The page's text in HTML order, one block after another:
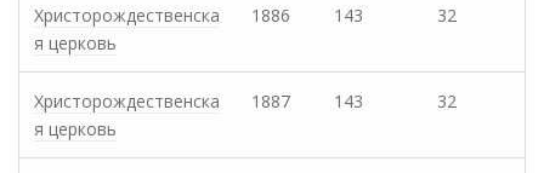
Христорождественска
я церковь
1886 143 32
Христорождественска
я церковь
1887 143 32